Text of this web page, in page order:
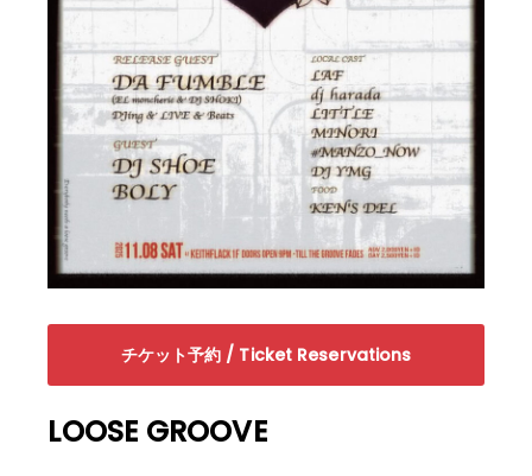
チケット予約 / Ticket Reservations
LOOSE GROOVE